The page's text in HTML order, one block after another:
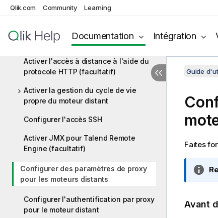
Qlik.com Community Learning
Documentation Intégration
un moteur distant
Utiliser un port sécurisé de moteur
distant à la place d'un HTTP
Activer l'accès à distance à l'aide du
protocole HTTP (facultatif)
Activer la gestion du cycle de vie
propre du moteur distant
Configurer l'accès SSH
Activer JMX pour Talend Remote
Engine (facultatif)
Configurer des paramètres de proxy
pour les moteurs distants
Configurer l'authentification par proxy
pour le moteur distant
Guide
Faites
N
e
Avant